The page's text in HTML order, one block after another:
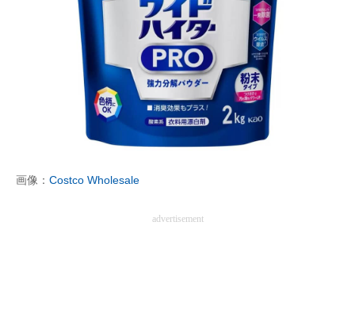
画像： Costco Wholesale
advertisement